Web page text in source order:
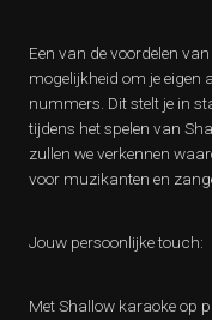
Een van de voordelen
mogelijkheid om je eigen
nummers. Dit stelt je in
tijdens het spelen van
zullen we verkennen
voor muzikanten en
Jouw persoonlijke touch:
Met Shallow karaoke op